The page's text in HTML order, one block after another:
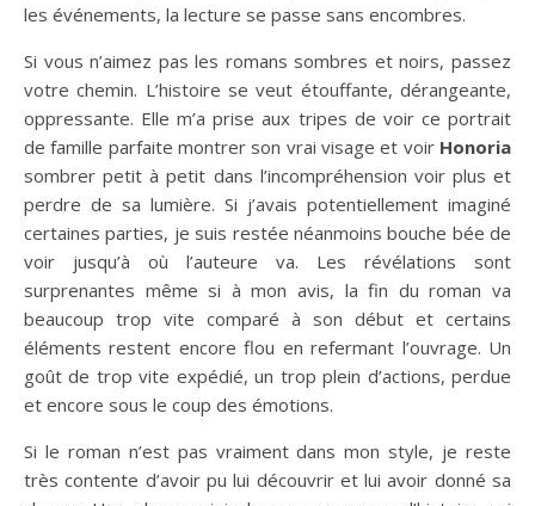
les événements, la lecture se passe sans encombres.
Si vous n’aimez pas les romans sombres et noirs, passez
votre chemin. L’histoire se veut étouffante, dérangeante,
oppressante. Elle m’a prise aux tripes de voir ce portrait
de famille parfaite montrer son vrai visage et voir Honoria
sombrer petit à petit dans l’incompréhension voir plus et
perdre de sa lumière. Si j’avais potentiellement imaginé
certaines parties, je suis restée néanmoins bouche bée de
voir jusqu’à où l’auteure va. Les révélations sont
surprenantes même si à mon avis, la fin du roman va
beaucoup trop vite comparé à son début et certains
éléments restent encore flou en refermant l’ouvrage. Un
goût de trop vite expédié, un trop plein d’actions, perdue
et encore sous le coup des émotions.
Si le roman n’est pas vraiment dans mon style, je reste
très contente d’avoir pu lui découvrir et lui avoir donné sa